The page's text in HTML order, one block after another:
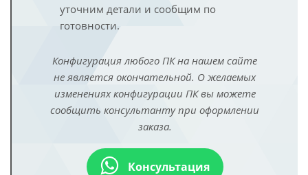
уточним детали и сообщим по
готовности.
Конфигурация любого ПК на нашем сайте
не является окончательной. О желаемых
изменениях конфигурации ПК вы можете
сообщить консультанту при оформлении
заказа.
Консультация